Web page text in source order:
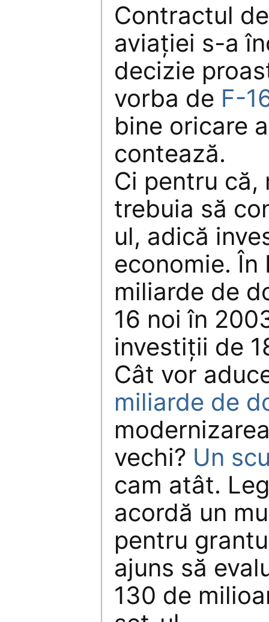
Contractul
aviaţiei s-a
decizie
vorba de F-
bine oricare
contează.
Ci pentru că,
trebuia să
ul, adică
economie. În
miliarde de
16 noi în
investiţii de
Cât vor
miliarde de
vechi? Un
cam atât.
acordă un
pentru
ajuns să
130 de